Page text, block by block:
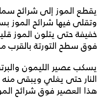
وتقلى فيها شرائح الموز
خفيفة حتى يتلون الموز
فوق سطح التورتة
يسكب عصير الليمون
هذا العصير فوق شرائح